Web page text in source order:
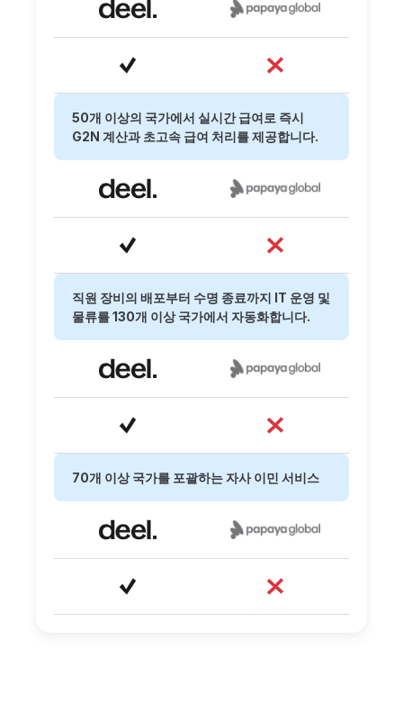
50개 이상의 국가에서 실시간 급여로 즉시
G2N 계산과 초고속 급여 처리를 제공합니다.
직원 장비의 배포부터 수명 종료까지 IT 운영 및
물류를 130개 이상 국가에서 자동화합니다.
70개 이상 국가를 포괄하는 자사 이민 서비스